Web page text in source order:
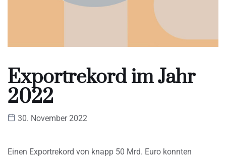
Exportrekord im Jahr
2022
30. November 2022
Einen Exportrekord von knapp 50 Mrd. Euro konnten